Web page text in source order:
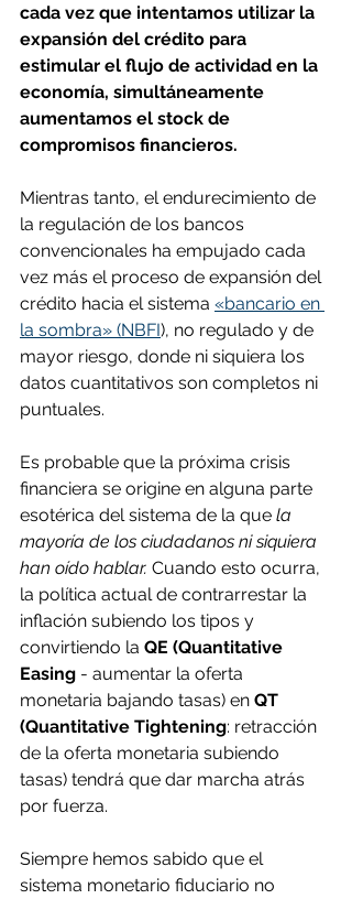
cada vez que intentamos utilizar la
expansión del crédito para
estimular el flujo de actividad en la
economía, simultáneamente
aumentamos el stock de
compromisos financieros.
Mientras tanto, el endurecimiento de
la regulación de los bancos
convencionales ha empujado cada
vez más el proceso de expansión del
crédito hacia el sistema «bancario en
la sombra» (NBFI), no regulado y de
mayor riesgo, donde ni siquiera los
datos cuantitativos son completos ni
puntuales.
Es probable que la próxima crisis
financiera se origine en alguna parte
esotérica del sistema de la que la
mayoría de los ciudadanos ni siquiera
han oído hablar. Cuando esto ocurra,
la política actual de contrarrestar la
inflación subiendo los tipos y
convirtiendo la QE (Quantitative
Easing - aumentar la oferta
monetaria bajando tasas) en QT
(Quantitative Tightening: retracción
de la oferta monetaria subiendo
tasas) tendrá que dar marcha atrás
por fuerza.
Siempre hemos sabido que el
sistema monetario fiduciario no